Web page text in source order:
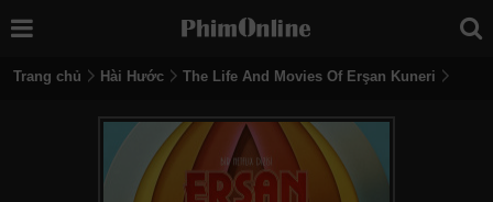
Trang chủ Hài Hước The Life And Movies Of Erşan Kuneri